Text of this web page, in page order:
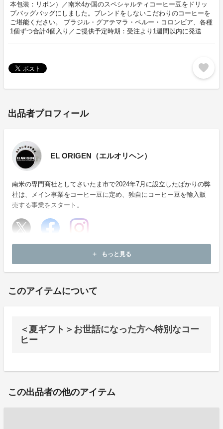
本包装：リボン）／南米4か国のスペシャルティコーヒー豆をドリッ
プバッグバッグにしました。ブレンドをしないこだわりのコーヒーを
ご堪能ください。 ブラジル・グアテマラ・ペルー・コロンビア、各種
1個ずつ合計4個入り／ご提供予定時期：受注より1週間以内に発送
favorite
出品者プロフィール
EL ORIGEN（エルオリヘン）
南米の専門商社としてさいたま市で2024年7月に設立したばかりの弊
社は、メイン事業をコーヒー豆に定め、独自にコーヒー豆を輸入販
売する事業をスタート。
add もっと見る
このアイテムについて
＜夏ギフト＞お世話になった方へ特別なコー
ヒー
この出品者の他のアイテム